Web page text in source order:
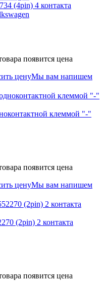
(4pin) 4 контакта
появится цена
ценуМы вам напишем
клеммой "-"
появится цена
ценуМы вам напишем
(2pin) 2 контакта
появится цена